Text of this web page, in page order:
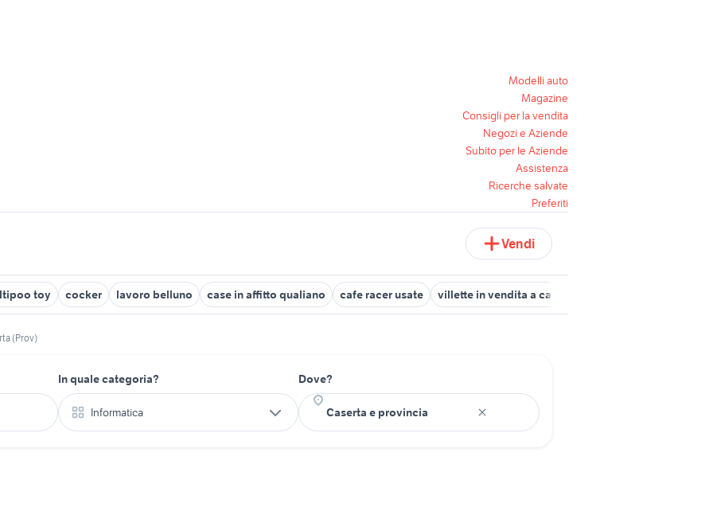
Modelli auto
Magazine
Consigli per la vendita
Negozi e Aziende
Subito per le Aziende
Assistenza
Ricerche salvate
Preferiti
Vendi
toy cocker lavoro belluno case in affitto qualiano cafe racer usate villette in vendita a carini
(Prov)
In quale categoria?
Informatica
Dove?